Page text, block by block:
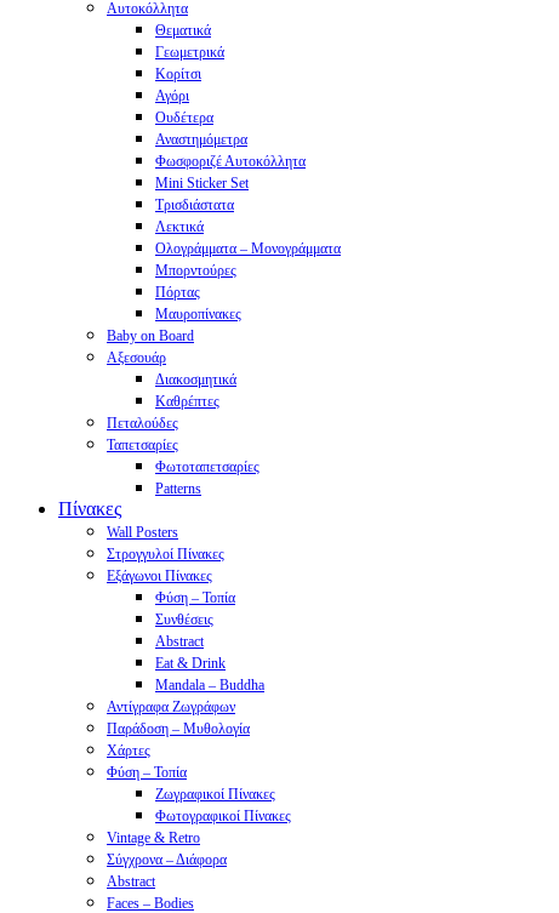
Αυτοκόλλητα
Θεματικά
Γεωμετρικά
Κορίτσι
Αγόρι
Ουδέτερα
Αναστημόμετρα
Φωσφοριζέ Αυτοκόλλητα
Mini Sticker Set
Tρισδιάστατα
Λεκτικά
Ολογράμματα – Μονογράμματα
Μπορντούρες
Πόρτας
Μαυροπίνακες
Baby on Board
Αξεσουάρ
Διακοσμητικά
Καθρέπτες
Πεταλούδες
Ταπετσαρίες
Φωτοταπετσαρίες
Patterns
Πίνακες
Wall Posters
Στρογγυλοί Πίνακες
Εξάγωνοι Πίνακες
Φύση – Τοπία
Συνθέσεις
Abstract
Eat & Drink
Mandala – Buddha
Αντίγραφα Ζωγράφων
Παράδοση – Μυθολογία
Χάρτες
Φύση – Τοπία
Ζωγραφικοί Πίνακες
Φωτογραφικοί Πίνακες
Vintage & Retro
Σύγχρονα – Διάφορα
Abstract
Faces – Bodies